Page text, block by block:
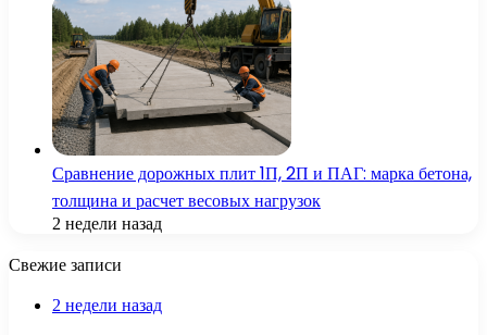
Сравнение дорожных плит 1П, 2П и ПАГ: марка бетона,
толщина и расчет весовых нагрузок
2 недели назад
Свежие записи
2 недели назад